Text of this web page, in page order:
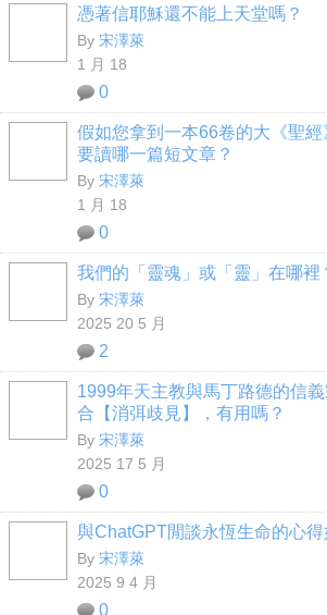
憑著信耶穌還不能上天堂嗎？
By 宋澤萊
1 月 18
0
假如您拿到一本66卷的大《聖
要讀哪一篇短文章？
By 宋澤萊
1 月 18
0
我們的「靈魂」或「靈」在哪裡
By 宋澤萊
2025 20 5 月
2
1999年天主教與馬丁路德的信
合【消弭歧見】，有用嗎？
By 宋澤萊
2025 17 5 月
0
與ChatGPT閒談永恆生命的心得
By 宋澤萊
2025 9 4 月
0